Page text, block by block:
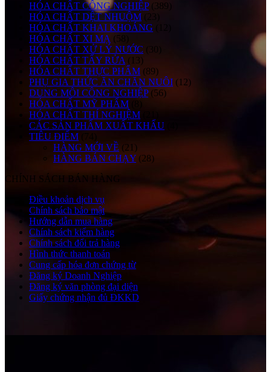
HÓA CHẤT CÔNG NGHIỆP (389)
HÓA CHẤT DỆT NHUỘM (23)
HÓA CHẤT KHAI KHOÁNG
HÓA CHẤT XI MẠ (58)
HÓA CHẤT XỬ LÝ NƯỚC (30)
HÓA CHẤT TẨY RỬA (13)
HÓA CHẤT THỰC PHẨM (89)
PHỤ GIA THỨC ĂN CHĂN NUÔI (12)
DUNG MÔI CÔNG NGHIỆP (56)
HÓA CHẤT MỸ PHẨM
(8)
HÓA CHẤT THÍ NGHIỆM
CÁC SẢN PHẨM XUẤT KHẨU
TIÊU ĐIỂM
(74)
HÀNG MỚI VỀ (21)
HÀNG BÁN CHẠY (28)
CHÍNH SÁCH BÁN HÀNG
Điều khoản dịch vụ
Chính sách bảo mật
Hướng dẫn mua hàng
Chính sách kiểm hàng
Chính sách đổi trả hàng
Hình thức thanh toán
Cung cấp hóa đơn chứng từ
Đăng ký Doanh Nghiệp
Đăng ký văn phòng đại diện
Giấy chứng nhận đủ ĐKKD